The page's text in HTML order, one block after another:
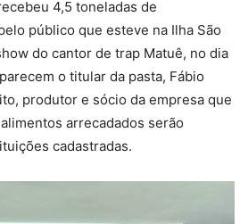
4,5 toneladas de
público que esteve na Ilha São
do cantor de trap Matuê, no dia
o titular da pasta, Fábio
produtor e sócio da empresa que
arrecadados serão
cadastradas.